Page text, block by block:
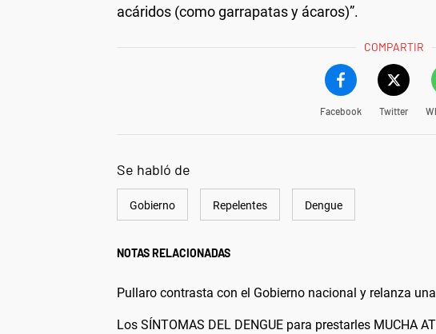
acáridos (como garrapatas y ácaros)”.
COMPARTIR
Facebook Twitter
Se habló de
Gobierno Repelentes Dengue
NOTAS RELACIONADAS
Pullaro contrasta con el Gobierno nacional y relanza
Los SÍNTOMAS DEL DENGUE para prestarles MUCHA